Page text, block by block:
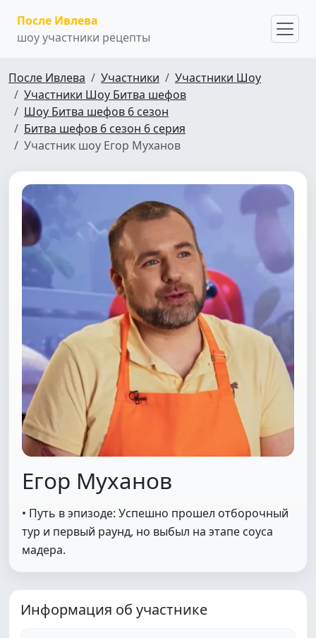
После Ивлева
шоу участники рецепты
После Ивлева Участники
Участники Шоу
Участники Шоу Битва шефов
Шоу Битва шефов 6 сезон
Битва шефов 6 сезон 6 серия
Участник шоу Егор Муханов
Егор Муханов
• Путь в эпизоде: Успешно прошел отборочный
тур и первый раунд, но выбыл на этапе соуса
мадера.
Информация об участнике